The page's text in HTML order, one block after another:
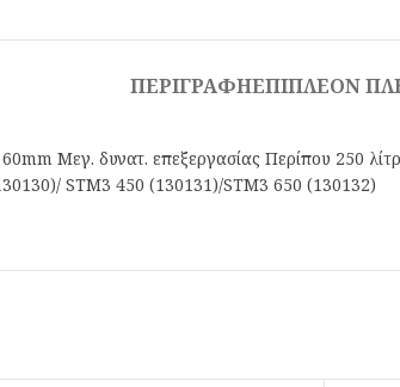
ΠΕΡΙΓΡΑΦΉΕΠΙΠΛΈΟΝ
Μεγ. δυνατ. επεξεργασίας Περίπου 250
STM3 450 (130131)/STM3 650 (130132)